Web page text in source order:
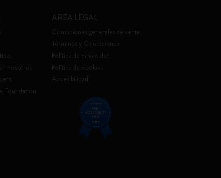
nosotros
Foundation
AREA LEGAL
Condiciones generales de venta
Términos y Condiciones
Política de privacidad
Política de cookies
Accesibilidad